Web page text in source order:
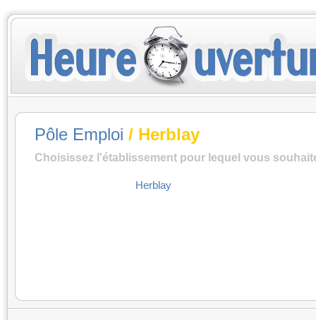
Pôle Emploi / Herblay
Choisissez l'établissement pour lequel vous
Herblay